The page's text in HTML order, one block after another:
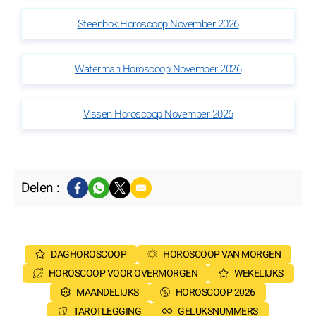
Steenbok Horoscoop November 2026
Waterman Horoscoop November 2026
Vissen Horoscoop November 2026
Delen :
DAGHOROSCOOP
HOROSCOOP VAN MORGEN
HOROSCOOP VOOR OVERMORGEN
WEKELIJKS
MAANDELIJKS
HOROSCOOP 2026
TAROTLEGGING
GELUKSNUMMERS